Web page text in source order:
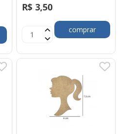
R$ 3,50
comprar